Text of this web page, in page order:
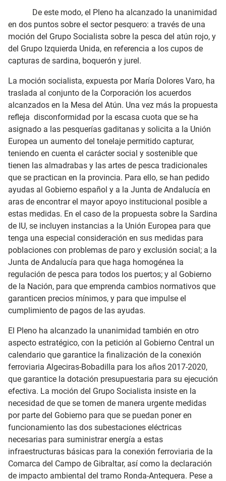
De este modo, el Pleno ha alcanzado la unanimidad
en dos puntos sobre el sector pesquero: a través de una
moción del Grupo Socialista sobre la pesca del atún rojo, y
del Grupo Izquierda Unida, en referencia a los cupos de
capturas de sardina, boquerón y jurel.
La moción socialista, expuesta por María Dolores Varo, ha
traslada al conjunto de la Corporación los acuerdos
alcanzados en la Mesa del Atún. Una vez más la propuesta
refleja disconformidad por la escasa cuota que se ha
asignado a las pesquerías gaditanas y solicita a la Unión
Europea un aumento del tonelaje permitido capturar,
teniendo en cuenta el carácter social y sostenible que
tienen las almadrabas y las artes de pesca tradicionales
que se practican en la provincia. Para ello, se han pedido
ayudas al Gobierno español y a la Junta de Andalucía en
aras de encontrar el mayor apoyo institucional posible a
estas medidas. En el caso de la propuesta sobre la Sardina
de IU, se incluyen instancias a la Unión Europea para que
tenga una especial consideración en sus medidas para
poblaciones con problemas de paro y exclusión social; a la
Junta de Andalucía para que haga homogénea la
regulación de pesca para todos los puertos; y al Gobierno
de la Nación, para que emprenda cambios normativos que
garanticen precios mínimos, y para que impulse el
cumplimiento de pagos de las ayudas.
El Pleno ha alcanzado la unanimidad también en otro
aspecto estratégico, con la petición al Gobierno Central un
calendario que garantice la finalización de la conexión
ferroviaria Algeciras-Bobadilla para los años 2017-2020,
que garantice la dotación presupuestaria para su ejecución
efectiva. La moción del Grupo Socialista insiste en la
necesidad de que se tomen de manera urgente medidas
por parte del Gobierno para que se puedan poner en
funcionamiento las dos subestaciones eléctricas
necesarias para suministrar energía a estas
infraestructuras básicas para la conexión ferroviaria de la
Comarca del Campo de Gibraltar, así como la declaración
de impacto ambiental del tramo Ronda-Antequera. Pese a